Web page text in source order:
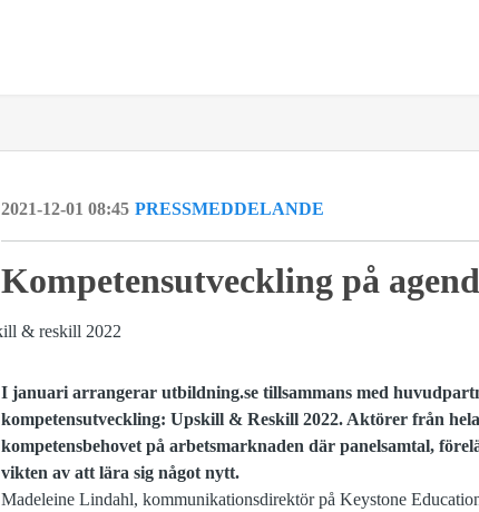
2021-12-01 08:45 PRESSMEDDELANDE
Kompetensutveckling på
I januari arrangerar utbildning.se tillsammans med
kompetensutveckling: Upskill & Reskill 2022. Aktörer från
kompetensbehovet på arbetsmarknaden där panelsamtal,
vikten av att lära sig något nytt.
Madeleine Lindahl, kommunikationsdirektör på Keystone